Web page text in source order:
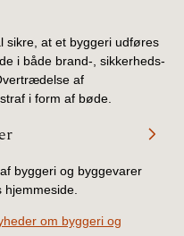
sikre, at et byggeri udføres
i både brand-, sikkerheds-
af
i form af bøde.
byggeri og byggevarer
om byggeri og